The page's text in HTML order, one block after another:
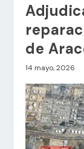
de
14 mayo, 2026